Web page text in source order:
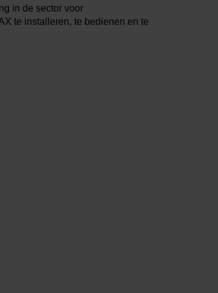
in de sector voor
te installeren, te bedienen en te